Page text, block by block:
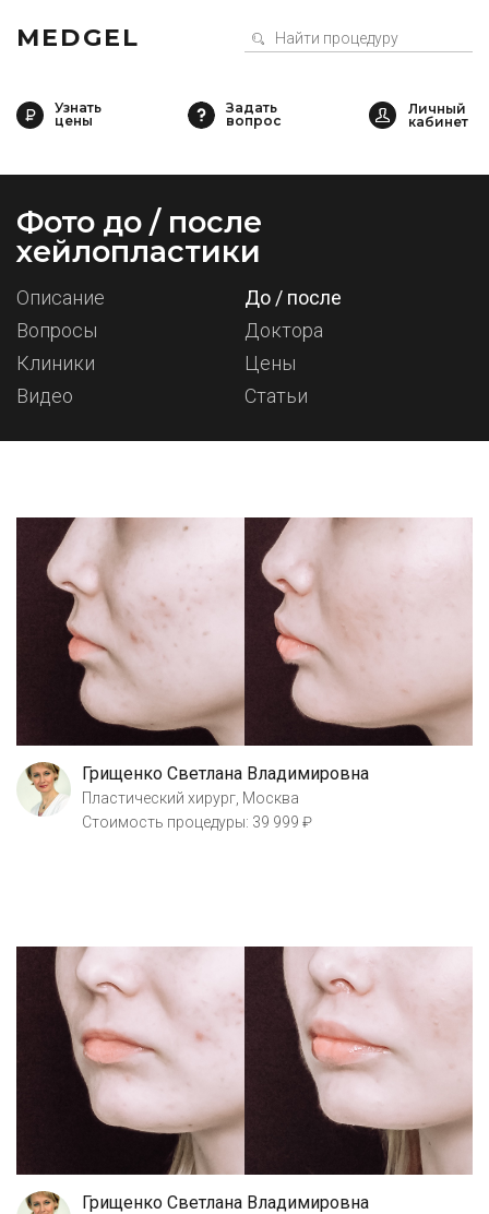
MEDGEL
Узнать
цены
Задать
вопрос
Фото до / после
хейлопластики
Описание
До / после
Вопросы
Доктора
Клиники
Цены
Видео
Статьи
Грищенко Светлана Владимировна
Пластический хирург, Москва
Стоимость процедуры: 39 999 ₽
Грищенко Светлана Владимировна